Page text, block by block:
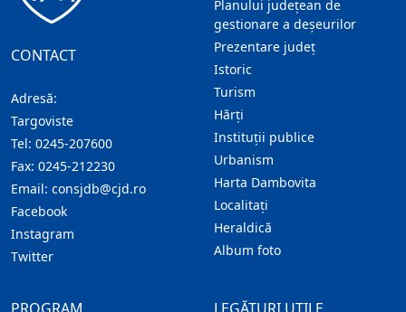
CONTACT
Adresă:
Targoviste
Tel: 0245-207600
Fax: 0245-212230
Email: consjdb@cjd.ro
Facebook
Instagram
Twitter
Planului județean de
gestionare a deșeurilor
Prezentare judeţ
Istoric
Turism
Hărţi
Instituţii publice
Urbanism
Harta Dambovita
Localitaţi
Heraldică
Album foto